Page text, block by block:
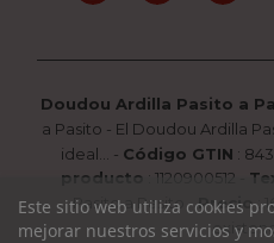
Doudou Ardilla Pasito a
a Pasito - El Doudou Ardilla
ideal...
- Código GTIN :
producto : 1120900512
Pasito a Pasito -Precio:
Este sitio web utiliza cookies
mejorar nuestros servicios y